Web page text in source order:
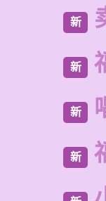
新
新
新
新